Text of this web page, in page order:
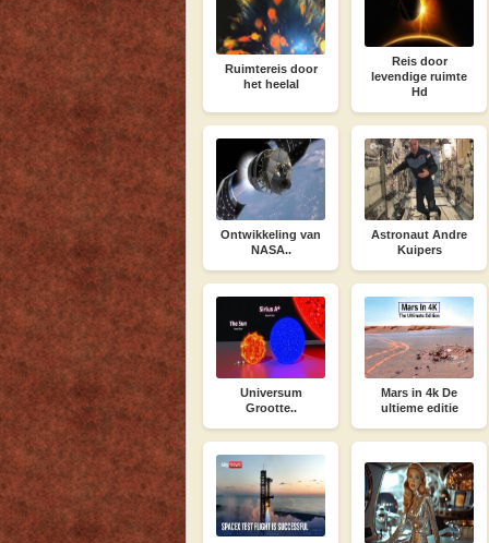
Ruimtereis door
het heelal
Reis door
levendige ruimte
Hd
Ontwikkeling van
NASA..
Astronaut Andre
Kuipers
Universum
Grootte..
Mars in 4k De
ultieme editie